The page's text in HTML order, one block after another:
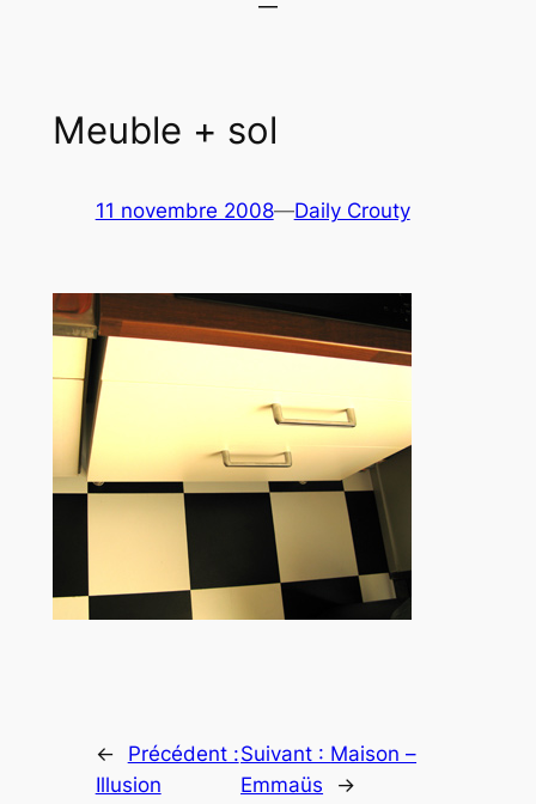
Meuble + sol
11 novembre 2008—Daily Crouty
←
Précédent :
Illusion
Suivant : Maison –
Emmaüs
→